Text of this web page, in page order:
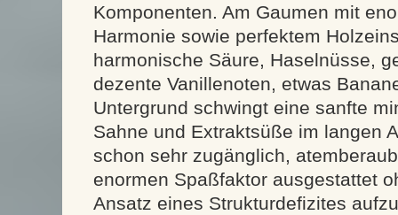
Komponenten. Am Gaumen mit
Harmonie sowie perfektem
harmonische Säure, Haselnüsse,
dezente Vanillenoten, etwas
Untergrund schwingt eine sanfte
Sahne und Extraktsüße im langen
schon sehr zugänglich,
enormen Spaßfaktor ausgestattet
Ansatz eines Strukturdefizites